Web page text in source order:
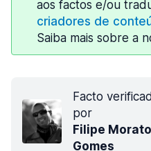
aos factos e/ou
criadores de
Saiba mais sobre a
Facto
por
Filipe Morato
Gomes